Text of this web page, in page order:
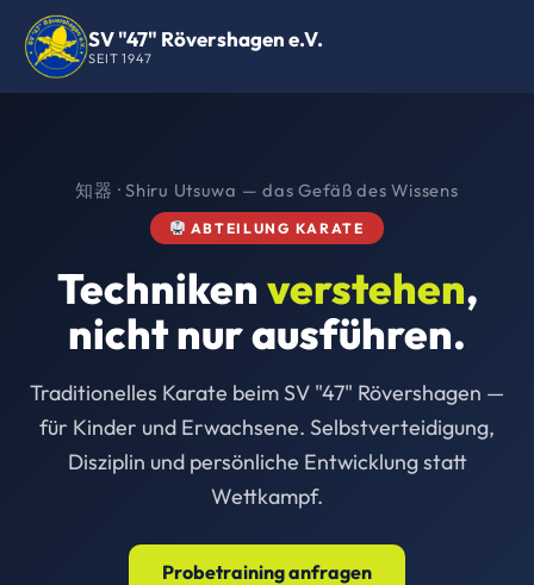
SV "47" Rövershagen e.V.
SEIT 1947
知器 · Shiru Utsuwa — das Gefäß des Wissens
ABTEILUNG KARATE
Techniken verstehen,
nicht nur ausführen.
Traditionelles Karate beim SV "47" Rövershagen —
für Kinder und Erwachsene. Selbstverteidigung,
Disziplin und persönliche Entwicklung statt
Wettkampf.
Probetraining anfragen